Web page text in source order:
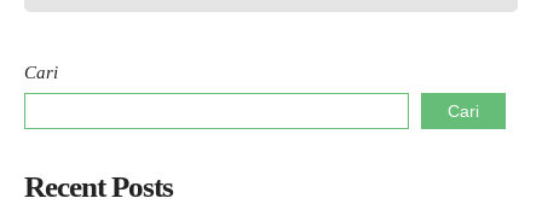
Cari
Cari
Recent Posts